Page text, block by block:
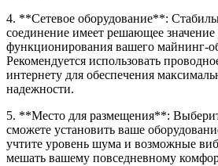
4. **Сетевое оборудование**:
соединение имеет решающее
функционирования вашего майнинг-
Рекомендуется использовать
интернету для обеспечения
надежности.
5. **Место для размещения**:
сможете установить ваше
учтите уровень шума и возможные
мешать вашему повседневному